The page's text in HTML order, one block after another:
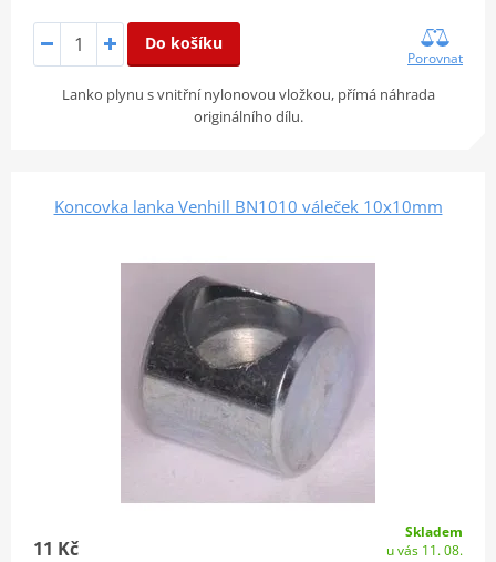
Do košíku
Porovnat
Lanko plynu s vnitřní nylonovou vložkou, přímá náhrada
originálního dílu.
Koncovka lanka Venhill BN1010 váleček 10x10mm
11 Kč
Skladem
u vás 11. 08.